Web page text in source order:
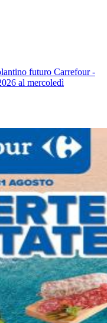
futuro Carrefour -
al mercoledì